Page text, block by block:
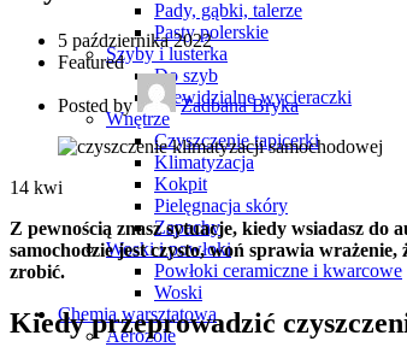
Pady, gąbki, talerze
Pasty polerskie
Szyby i lusterka
Do szyb
Niewidzialne wycieraczki
Wnętrze
Czyszczenie tapicerki
Klimatyzacja
Kokpit
Pielęgnacja skóry
Zapachy
Woski i powłoki
Powłoki ceramiczne i kwarcowe
Woski
Chemia warsztatowa
Aerozole
5 października 2022
Featured
Posted by Zadbana Bryka
14 kwi
Z pewnością znasz sytuacje, kiedy wsiadasz
samochodzie jest czysto, woń sprawia
zrobić.
Kiedy przeprowadzić